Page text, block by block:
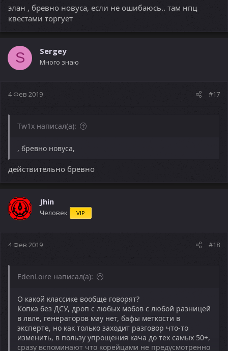
элан , бревно новуса, если не ошибаюсь.. там нпц
квестами торгует
S Sergey
Много знаю
4 Фев 2019 #17
Tw1x написал(а):
, бревно новуса,
действительно бревно
Jhin
Человек VIP
4 Фев 2019 #18
EdenLoire написал(а):
О какой классике вообще говорят?
Копка без ДСУ, дроп с любых мобов с любой разницей
в лвле, генераторов мау нет, бафы меткости в
эксперте, но как только заходит разговор что-то
изменить, в пользу упрощения кача до тех самых 50+,
сразу вспоминают что корейцами не предусмотренно